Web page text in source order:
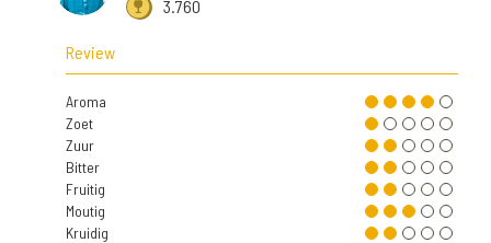
3.760
Review
Aroma
Zoet
Zuur
Bitter
Fruitig
Moutig
Kruidig